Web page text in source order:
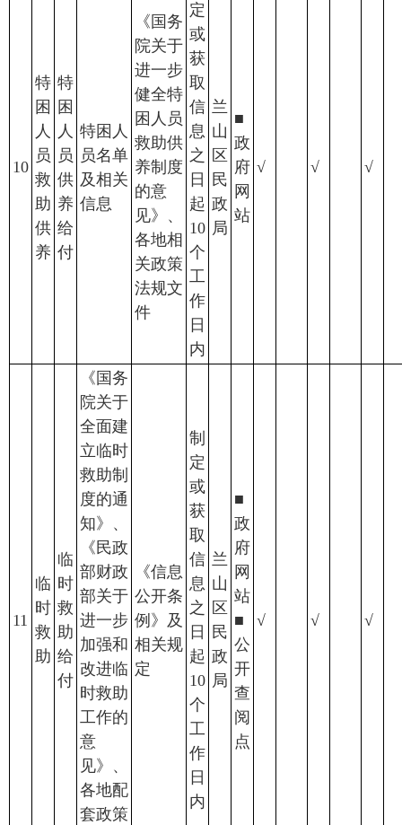
10
特
困
人
员
救
助
供
养
特
困
人
员
供
养
给
付
特困人
员名单
及相关
信息
《国务
院关于
进一步
健全特
困人员
救助供
养制度
的意
见》、
各地相
关政策
法规文
件
定
或
获
取
信
息
之
日
起
10
个
工
作
日
内
兰
山
区
民
政
局
■
政
府
网
站
√ √ √
11
临
时
救
助
临
时
救
助
给
付
《国务
院关于
全面建
立临时
救助制
度的通
知》、
《民政
部财政
部关于
进一步
加强和
改进临
时救助
工作的
意
见》、
各地配
套政策
《信息
公开条
例》及
相关规
定
制
定
或
获
取
信
息
之
日
起
10
个
工
作
日
内
兰
山
区
民
政
局
■
政
府
网
站
■
公
开
查
阅
点
√ √ √